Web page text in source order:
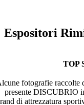
Espositori
TOP
fotografie raccolte
presente DISCUBRIO
di attrezzatura